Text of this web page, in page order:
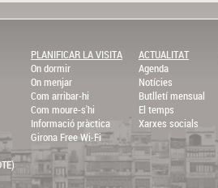
PLANIFICAR LA VISITA
On dormir
On menjar
Com arribar-hi
Com moure-s'hi
Informació pràctica
Girona Free Wi-Fi
ACTUALITAT
Agenda
Notícies
Butlletí mensual
El temps
Xarxes socials